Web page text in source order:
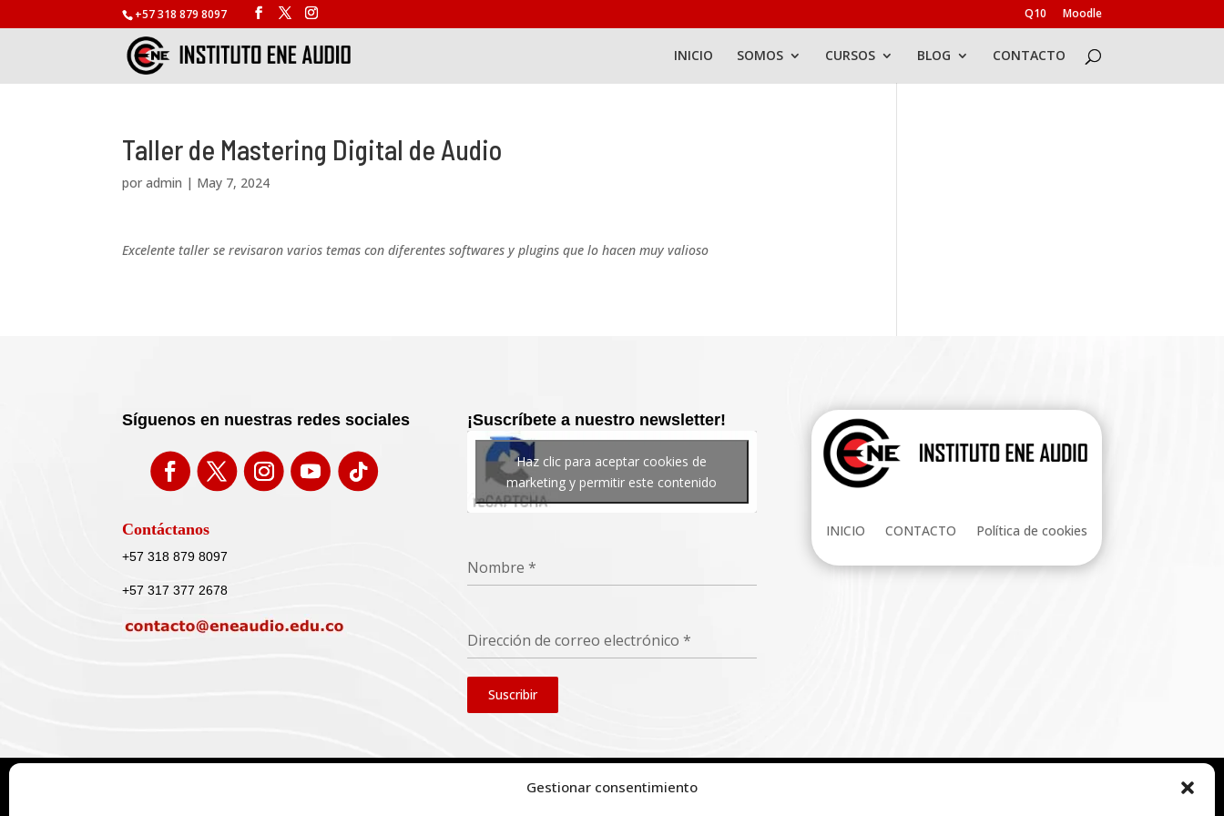
Gestionar consentimiento
+57 318 879 8097 Q10 Moodle
INICIO SOMOS CURSOS BLOG CONTACTO
Taller de Mastering Digital de Audio
poradmin | May 7, 2024
Excelente taller se revisaron varios temas con diferentes softwares y plugins que lo hacen muy valioso
Síguenos en nuestras redes sociales
Contáctanos
+57 318 879 8097
+57 317 377 2678
¡Suscríbete a nuestro newsletter!
Haz clic para aceptar cookies de
marketing y permitir este contenido
Nombre *
Dirección de correo electrónico *
Suscribir
INICIO CONTACTO Política de cookies